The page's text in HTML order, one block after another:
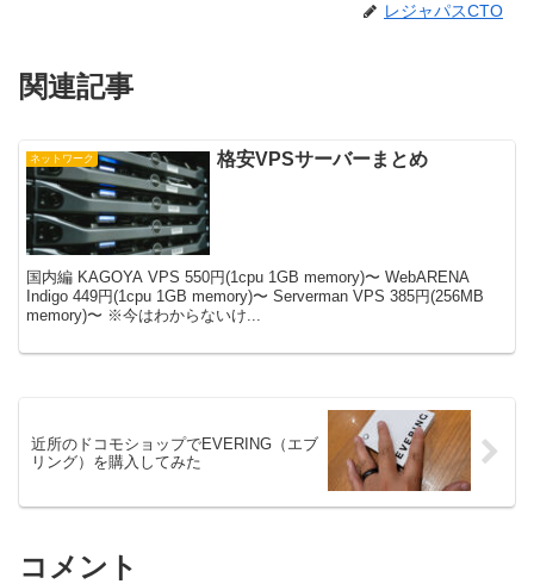
レジャパスCTO
関連記事
ネットワーク 格安VPSサーバーまとめ
国内編 KAGOYA VPS 550円(1cpu 1GB memory)〜 WebARENA
Indigo 449円(1cpu 1GB memory)〜 Serverman VPS 385円(256MB
memory)〜 ※今はわからないけ...
近所のドコモショップでEVERING（エブ
リング）を購入してみた
コメント